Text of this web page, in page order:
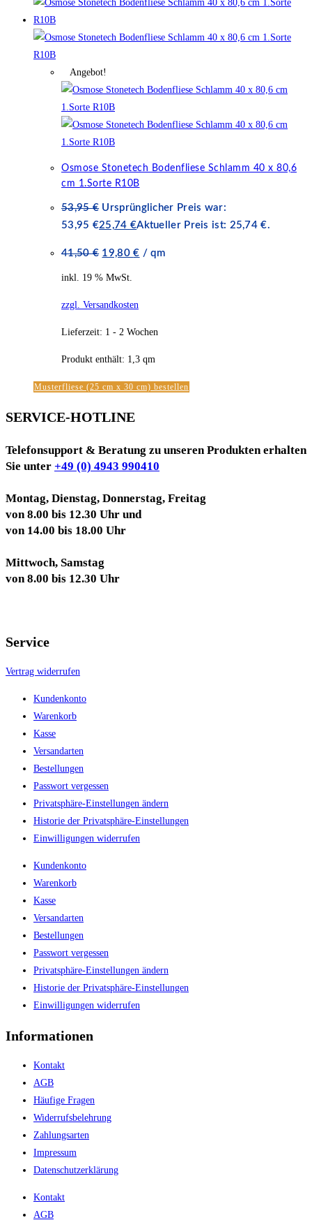
Angebot!
Osmose Stonetech Bodenfliese Schlamm 40 x 80,6
cm 1.Sorte R10B
53,95€ Ursprünglicher Preis war:
53,95 €25,74 €Aktueller Preis ist: 25,74 €.
41,50€ 19,80€ /qm
inkl. 19 % MwSt.
zzgl. Versandkosten
Lieferzeit: 1 - 2 Wochen
Produkt enthält: 1,3 qm
Musterfliese (25 cm x 30 cm) bestellen
SERVICE-HOTLINE
Telefonsupport & Beratung zu unseren Produkten erhalten
Sie unter +49 (0) 4943 990410
Montag, Dienstag, Donnerstag, Freitag
von 8.00 bis 12.30 Uhr und
von 14.00 bis 18.00 Uhr
Mittwoch, Samstag
von 8.00 bis 12.30 Uhr
Service
Vertrag widerrufen
Kundenkonto
Warenkorb
Kasse
Versandarten
Bestellungen
Passwort vergessen
Privatsphäre-Einstellungen ändern
Historie der Privatsphäre-Einstellungen
Einwilligungen widerrufen
Kundenkonto
Warenkorb
Kasse
Versandarten
Bestellungen
Passwort vergessen
Privatsphäre-Einstellungen ändern
Historie der Privatsphäre-Einstellungen
Einwilligungen widerrufen
Informationen
Kontakt
AGB
Häufige Fragen
Widerrufsbelehrung
Zahlungsarten
Impressum
Datenschutzerklärung
Kontakt
AGB